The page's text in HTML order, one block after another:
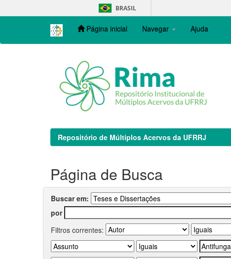
navigation
BRASIL
Página inicial Navegar Ajuda
Repositório de Múltiplos Acervos da UFRRJ
Página de Busca
Buscar em:
por
Filtros correntes: